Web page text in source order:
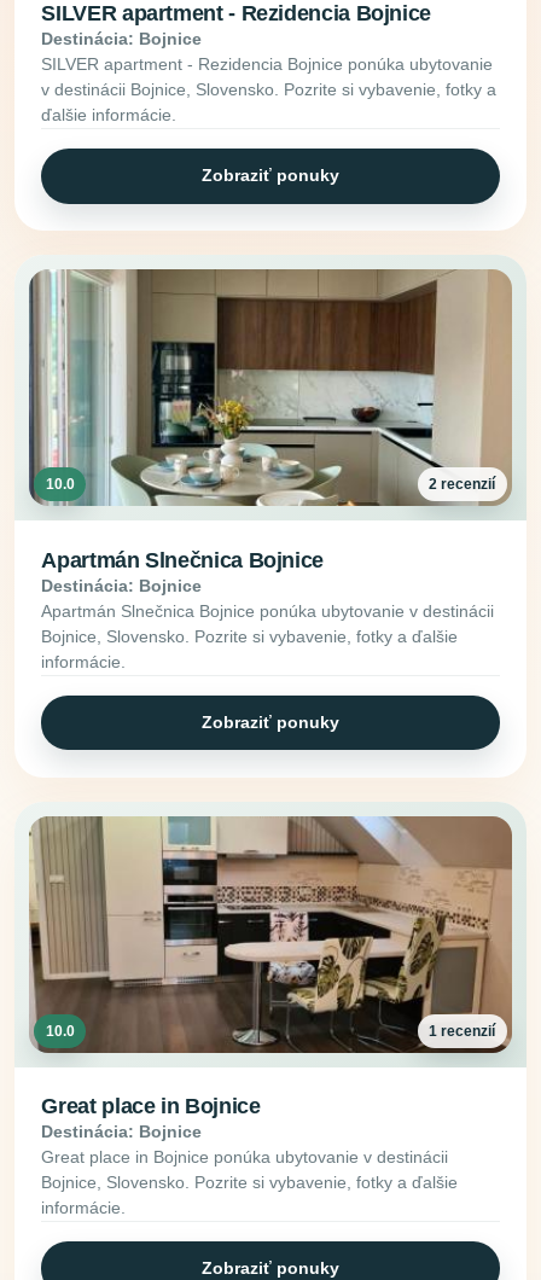
SILVER apartment - Rezidencia Bojnice
Destinácia: Bojnice
SILVER apartment - Rezidencia Bojnice ponúka ubytovanie
v destinácii Bojnice, Slovensko. Pozrite si vybavenie, fotky a
ďalšie informácie.
Zobraziť ponuky
10.0 2 recenzií
Apartmán Slnečnica Bojnice
Destinácia: Bojnice
Apartmán Slnečnica Bojnice ponúka ubytovanie v destinácii
Bojnice, Slovensko. Pozrite si vybavenie, fotky a ďalšie
informácie.
Zobraziť ponuky
10.0 1 recenzií
Great place in Bojnice
Destinácia: Bojnice
Great place in Bojnice ponúka ubytovanie v destinácii
Bojnice, Slovensko. Pozrite si vybavenie, fotky a ďalšie
informácie.
Zobraziť ponuky